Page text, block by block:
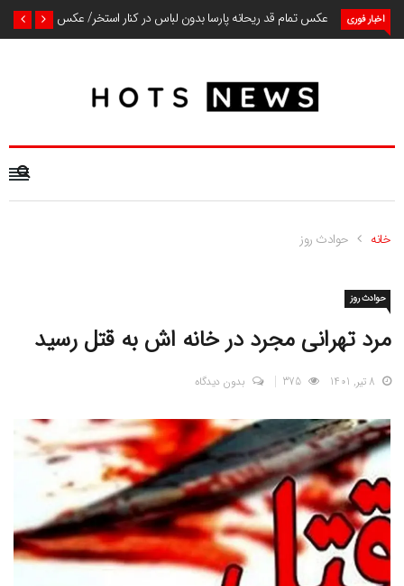
اخبار فوری عکس تمام قد ریحانه پارسا بدون لباس در کنار استخر/ عکس
خانه حوادث روز
حوادث روز
مرد تهرانی مجرد در خانه اش به قتل رسید
8 تیر, 1401 375 بدون دیدگاه